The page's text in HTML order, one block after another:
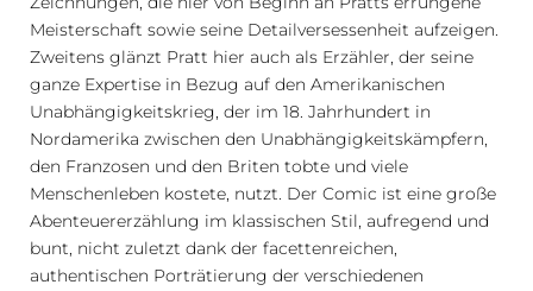
Meisterschaft sowie seine Detailversessenheit aufzeigen.
Zweitens glänzt Pratt hier auch als Erzähler, der seine
ganze Expertise in Bezug auf den Amerikanischen
Unabhängigkeitskrieg, der im 18. Jahrhundert in
Nordamerika zwischen den Unabhängigkeitskämpfern,
den Franzosen und den Briten tobte und viele
Menschenleben kostete, nutzt. Der Comic ist eine große
Abenteuererzählung im klassischen Stil, aufregend und
bunt, nicht zuletzt dank der facettenreichen,
authentischen Porträtierung der verschiedenen